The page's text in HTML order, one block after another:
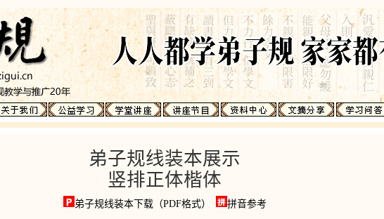
弟子规线装本展示
竖排正体楷体
弟子规线装本下载（PDF格式） 拼音参考